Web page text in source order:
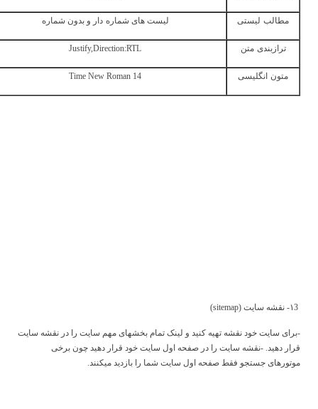
مطالب لیستی لیست های شماره دار و بدون شماره
ترازبندی متن Justify,Direction:RTL
متون انگلیسی Time New Roman 14
۱3- نقشه سایت (sitemap
)
-برای سایت خود نقشه تهیه کنید و لینک تمام بخشهای مهم سایت را در نقشه سایت
قرار دهید. -نقشه سایت را در صفحه اول سایت خود قرار دهید چون برخی
موتورهای جستجو فقط صفحه اول سایت شما را بازدید میکنند.